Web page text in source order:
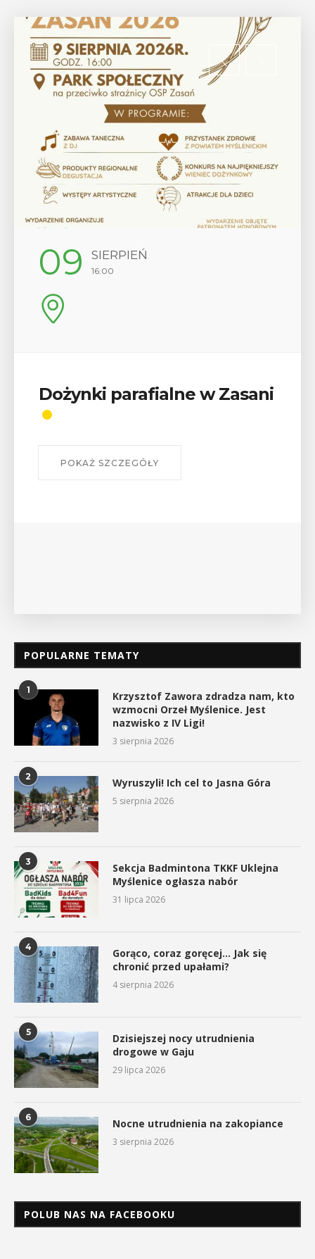
12 SIERPIEŃ
Wykład „Jak zdobyć
W środę 12 sierpnia o godz. 17 w Miejskiej
POPULARNE TEMATY
1
Krzysztof Zawora zdradza nam, kto
wzmocni Orzeł Myślenice. Jest
nazwisko z IV Ligi!
3 sierpnia 2026
2 Wyruszyli! Ich cel to Jasna Góra
5 sierpnia 2026
3
Sekcja Badmintona TKKF Uklejna
Myślenice ogłasza nabór
31 lipca 2026
4
Gorąco, coraz goręcej… Jak się
chronić przed upałami?
4 sierpnia 2026
5
Dzisiejszej nocy utrudnienia
drogowe w Gaju
29 lipca 2026
6 Nocne utrudnienia na zakopiance
3 sierpnia 2026
POLUB NAS NA FACEBOOKU